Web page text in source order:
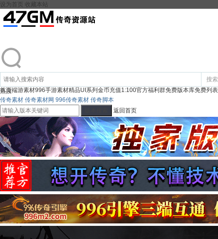
设为首页 收藏本站
搜索
热搜:
传奇素材 传奇素材网 996传奇素材 传奇脚本
登录 注册
首页端游素材996手游素材精品UI系列 金币充值1:100官方福利群免费版本库免费列表
返回首页